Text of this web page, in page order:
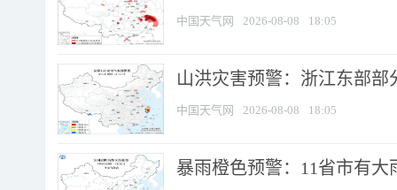
中国天气网 2026-08-08 18:05
山洪灾害预警：浙江东部
中国天气网 2026-08-08 18:05
暴雨橙色预警：11省市有